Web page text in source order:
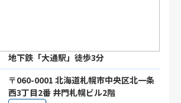
地下鉄「大通駅」徒歩3分
〒060-0001 北海道札幌市中央区北一条
西3丁目2番 井門札幌ビル2階